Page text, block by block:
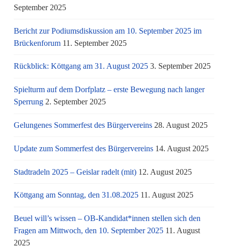
September 2025
Bericht zur Podiumsdiskussion am 10. September 2025 im
Brückenforum 11. September 2025
Rückblick: Köttgang am 31. August 2025 3. September 2025
Spielturm auf dem Dorfplatz – erste Bewegung nach langer
Sperrung 2. September 2025
Gelungenes Sommerfest des Bürgervereins 28. August 2025
Update zum Sommerfest des Bürgervereins 14. August 2025
Stadtradeln 2025 – Geislar radelt (mit) 12. August 2025
Köttgang am Sonntag, den 31.08.2025 11. August 2025
Beuel will’s wissen – OB-Kandidat*innen stellen sich den
Fragen am Mittwoch, den 10. September 2025 11. August
2025